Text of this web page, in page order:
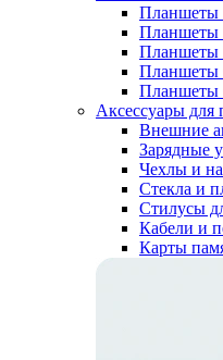
Планшеты
Планшеты
Планшеты
Планшеты
Планшеты
Аксессуары для
Внешние
Зарядные
Чехлы и
Стекла и
Стилусы
Кабели и
Карты